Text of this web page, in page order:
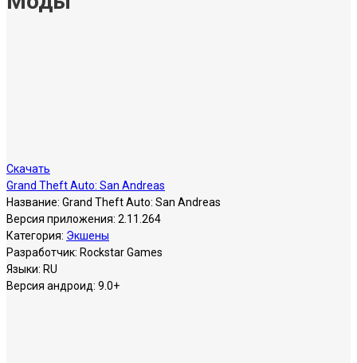
Скачать
Grand Theft Auto: San Andreas
Название: Grand Theft Auto: San Andreas
Версия приложения: 2.11.264
Категория: Экшены
Разработчик: Rockstar Games
Языки: RU
Версия андроид: 9.0+